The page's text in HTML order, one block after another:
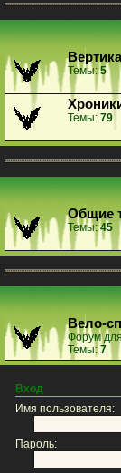
Темы:5
Темы: 79
Общие
Темы:45
Вело-
Форум
Темы:7
Вход
Имя пользователя:
Пароль: